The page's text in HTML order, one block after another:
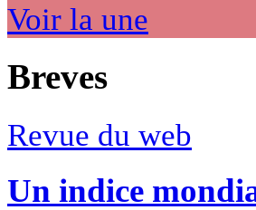
Voir la une
Breves
Revue du web
Un indice